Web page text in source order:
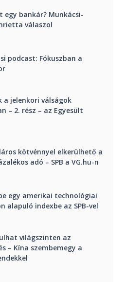
egy bankár? Munkácsi-
válaszol
podcast: Fókuszban a
a jelenkori válságok
– 2. rész – az Egyesült
kötvénnyel elkerülhető a
adó – SPB a VG.hu-n
egy amerikai technológiai
alapuló indexbe az SPB-vel
világszinten az
– Kína szembemegy a